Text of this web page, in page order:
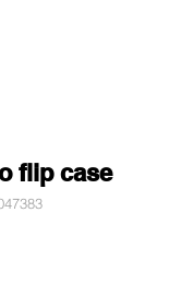
flip case